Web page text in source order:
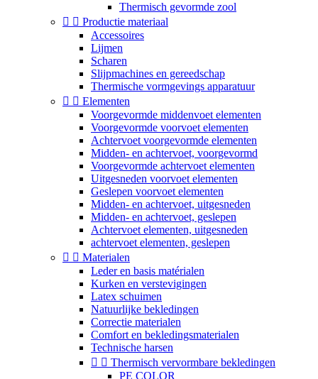
Thermisch gevormde zool
  Productie materiaal
Accessoires
Lijmen
Scharen
Slijpmachines en gereedschap
Thermische vormgevings apparatuur
  Elementen
Voorgevormde middenvoet elementen
Voorgevormde voorvoet elementen
Achtervoet voorgevormde elementen
Midden- en achtervoet, voorgevormd
Voorgevormde achtervoet elementen
Uitgesneden voorvoet elementen
Geslepen voorvoet elementen
Midden- en achtervoet, uitgesneden
Midden- en achtervoet, geslepen
Achtervoet elementen, uitgesneden
achtervoet elementen, geslepen
  Materialen
Leder en basis matérialen
Kurken en verstevigingen
Latex schuimen
Natuurlijke bekledingen
Correctie materialen
Comfort en bekledingsmaterialen
Technische harsen
  Thermisch vervormbare bekledingen
PE COLOR